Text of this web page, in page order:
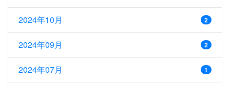
2024年10月 2
2024年09月 2
2024年07月 1